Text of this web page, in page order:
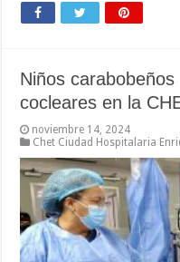
Niños
cocleares en la
noviembre 14, 2024
Chet Ciudad Hospitalaria